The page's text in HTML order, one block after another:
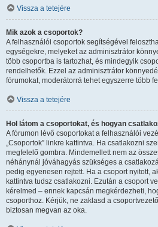
Vissza a tetejére
Mik azok a csoportok?
A felhasználói csoportok segítségével
egységekre, melyeket az adminisztrátor
több csoportba is tartozhat, és mindegyik
rendelhetők. Ezzel az adminisztrátor
fórumokat, moderátorrá tehet egyszerre több
Vissza a tetejére
Hol látom a csoportokat, és hogyan
A fórumon lévő csoportokat a felhasználói
„Csoportok” linkre kattintva. Ha csatlakozni
megfelelő gombra. Mindemellett nem az
néhánynál jóváhagyás szükséges a
pedig egyenesen rejtett. Ha a csoport nyitott,
kattintva tudsz csatlakozni. Ezután a csoport
kérelmed – ennek kapcsán megkérdezheti,
csoporthoz. Kérjük, ne zaklasd a
biztosan megvan az oka.